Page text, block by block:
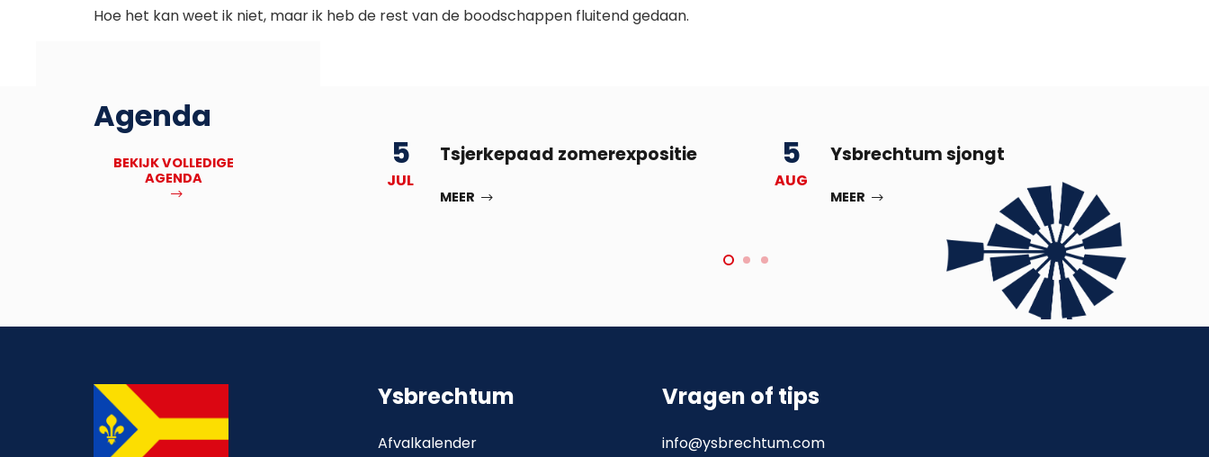
Hoe het kan weet ik niet, maar ik heb de rest van de boodschappen fluitend gedaan.
Agenda
BEKIJK VOLLEDIGE
AGENDA
Deadline Bronbankpraet 5
JUL
Tsjerkepaad zomerexpositie
MEER
5
AUG
Ysbrechtum sjongt
MEER
Ysbrechtum
Afvalkalender
Vragen of tips
info@ysbrechtum.com